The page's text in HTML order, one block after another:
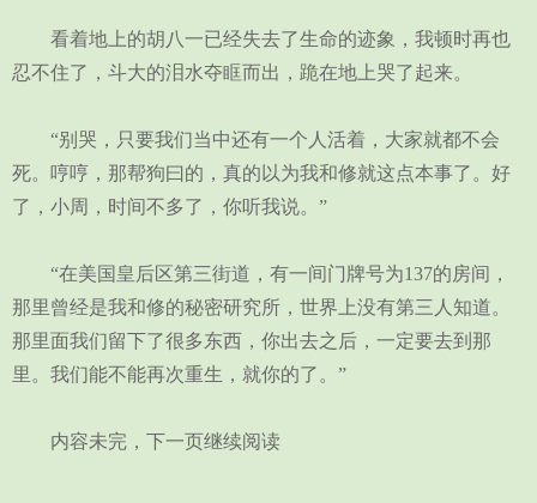
看着地上的胡八一已经失去了生命的迹象，我顿时再也
忍不住了，斗大的泪水夺眶而出，跪在地上哭了起来。
“别哭，只要我们当中还有一个人活着，大家就都不会
死。哼哼，那帮狗曰的，真的以为我和修就这点本事了。好
了，小周，时间不多了，你听我说。”
“在美国皇后区第三街道，有一间门牌号为137的房间，
那里曾经是我和修的秘密研究所，世界上没有第三人知道。
那里面我们留下了很多东西，你出去之后，一定要去到那
里。我们能不能再次重生，就你的了。”
内容未完，下一页继续阅读